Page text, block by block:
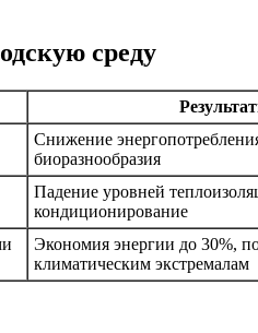
среду
Снижение
биоразнообразия
Падение уровней
кондиционирование
Экономия энергии до 30%,
климатическим экстремалам